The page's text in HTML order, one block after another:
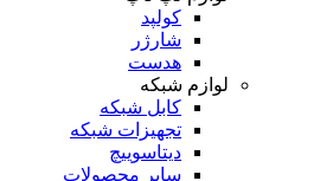
کولپد
شارژر
هدست
لوازم شبکه
کابل شبکه
تجهیزات شبکه
دیتاسوییچ
سایر محصولات